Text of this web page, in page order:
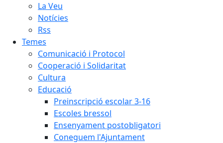
La Veu
Notícies
Rss
Temes
Comunicació i Protocol
Cooperació i Solidaritat
Cultura
Educació
Preinscripció escolar 3-16
Escoles bressol
Ensenyament postobligatori
Coneguem l'Ajuntament